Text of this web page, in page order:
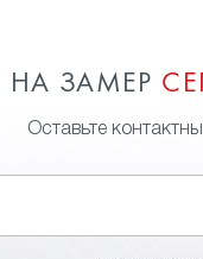
ЗАМЕР
Оставьте